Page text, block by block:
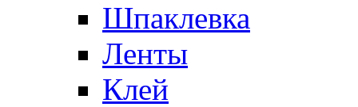
Шпаклевка
Ленты
Клей